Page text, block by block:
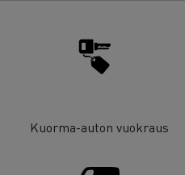
Kuorma-auton vuokraus